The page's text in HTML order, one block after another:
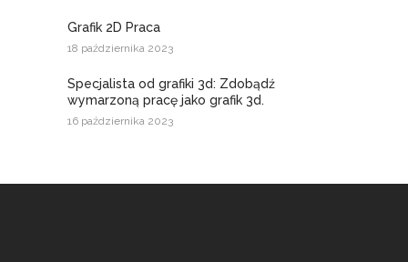
Grafik 2D Praca
18 października 2023
Specjalista od grafiki 3d: Zdobądź
wymarzoną pracę jako grafik 3d.
16 października 2023